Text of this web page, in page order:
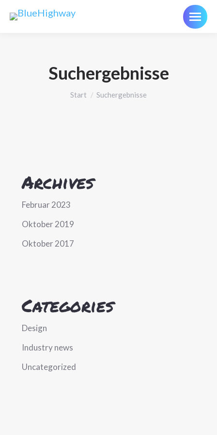
Suchergebnisse
Sie befinden sich hier:
Start Suchergebnisse
Archives
Februar 2023
Oktober 2019
Oktober 2017
Categories
Design
Industry news
Uncategorized